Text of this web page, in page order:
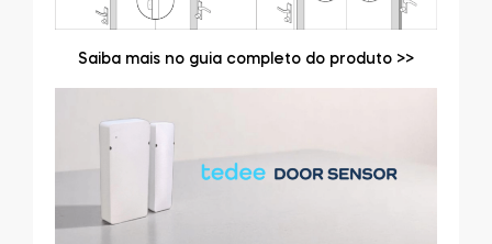
Saiba mais no guia completo do produto >>